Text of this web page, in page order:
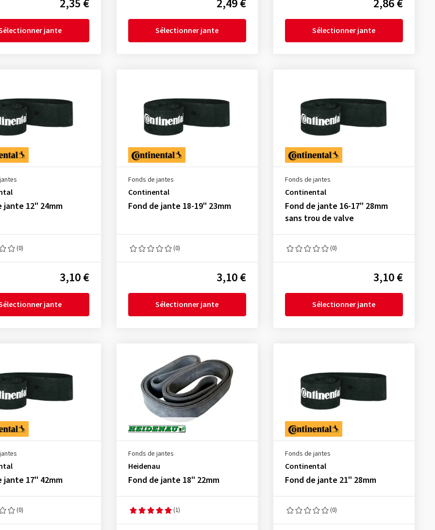
2,35 €
jante
2,49 €
Sélectionner jante
2,86 €
Sélectionner jante
jante 12" 24mm
(0)
3,10 €
jante
Fonds de jantes
Continental
Fond de jante 18-19" 23mm
(0)
3,10 €
Sélectionner jante
Fonds de jantes
Continental
Fond de jante 16-17" 28mm
sans trou de valve
(0)
3,10 €
Sélectionner jante
jante 17" 42mm
(0)
Fonds de jantes
Heidenau
Fond de jante 18" 22mm
(1)
Fonds de jantes
Continental
Fond de jante 21" 28mm
(0)